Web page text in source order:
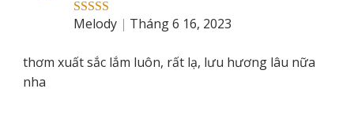
Rated5out
Melody
Tháng 6 16, 2023
thơm xuất sắc lắm luôn, rất lạ, lưu hương lâu nữa
nha